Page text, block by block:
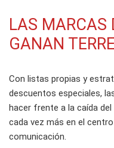
LAS MARCAS
GANAN
Con listas propias y
descuentos especiales,
hacer frente a la caída
cada vez más en el
comunicación.